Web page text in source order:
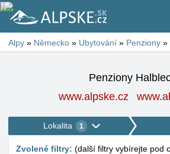
Alpy » Německo » Ubytování » Penziony »
Penziony
www.alpske.cz
Lokalita 1
Zvolené filtry: (další filtry vybírejte pod